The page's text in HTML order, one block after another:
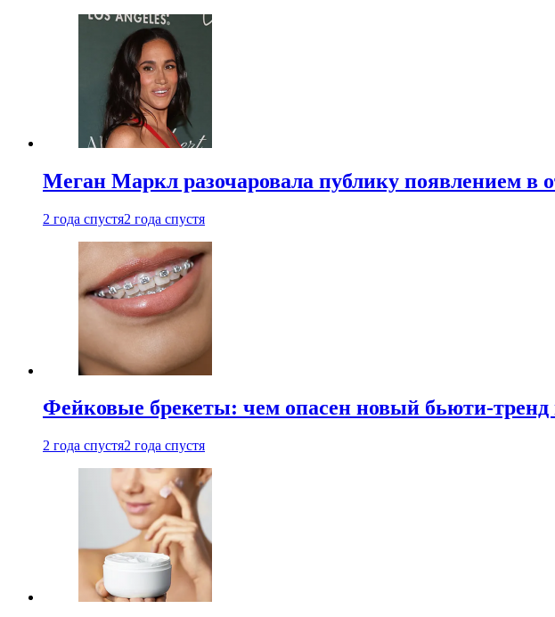
Меган Маркл разочаровала публику появлением в
2 года спустя2 года спустя
Фейковые брекеты: чем опасен новый бьюти-тренд
2 года спустя2 года спустя